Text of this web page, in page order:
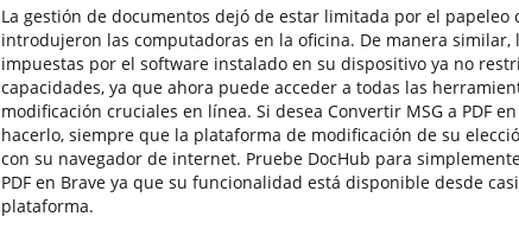
La gestión de documentos dejó de estar limitada por el papeleo
introdujeron las computadoras en la oficina. De manera similar,
impuestas por el software instalado en su dispositivo ya no
capacidades, ya que ahora puede acceder a todas las
modificación cruciales en línea. Si desea Convertir MSG a PDF
hacerlo, siempre que la plataforma de modificación de su
con su navegador de internet. Pruebe DocHub para
PDF en Brave ya que su funcionalidad está disponible desde
plataforma.